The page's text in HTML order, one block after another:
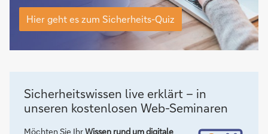
Hier
geht
es
Hier geht es zum Sicherheits-Quiz
Sicherheitswissen live erklärt – in
unseren kostenlosen Web-Seminaren
Möchten Sie IhrWissen rund um digitale